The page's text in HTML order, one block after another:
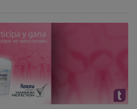
olores. Las
la humedad, liberando
en momentos
ansiedad. Por último,
agentes hidratantes
gran sensación de